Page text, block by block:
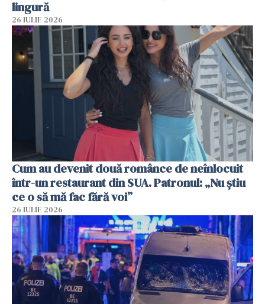
lingură
26 IULIE 2026
Cum au devenit două românce de neînlocuit
într-un restaurant din SUA. Patronul: „Nu știu
ce o să mă fac fără voi”
26 IULIE 2026